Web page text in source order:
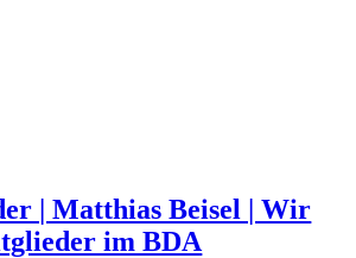
| Matthias Beisel | Wir
im BDA